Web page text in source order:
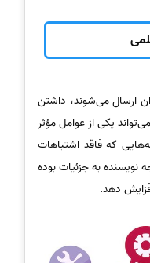
ارسال می‌شوند، داشتن
یکی از عوامل مؤثر
که فاقد اشتباهات
به جزئیات بوده
دهد.